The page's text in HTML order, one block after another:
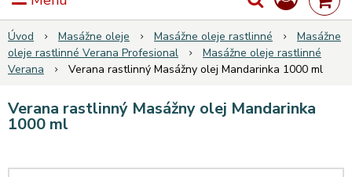
Úvod Masážne oleje Masážne oleje rastlinné
Masážne
oleje rastlinné Verana Profesional
Masážne oleje rastlinné
Verana
Verana rastlinný Masážny olej Mandarinka 1000 ml
Verana rastlinný Masážny olej Mandarinka
1000 ml